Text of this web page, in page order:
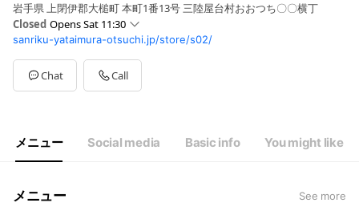
岩手県 上閉伊郡大槌町 本町1番13号 三陸屋台村おおつち〇〇横丁
Closed Opens Sat 11:30
SunClosed
MonClosed
Tue11:30 - 13:30,17:30 - 21:30
Wed11:30 - 13:30,17:30 - 21:30
ラストオーダー ランチ13:00 ディナー21:00
sanriku-yataimura-otsuchi.jp/store/s02/
Chat Call
メニュー Social media Basic info You might like
メニュー See more